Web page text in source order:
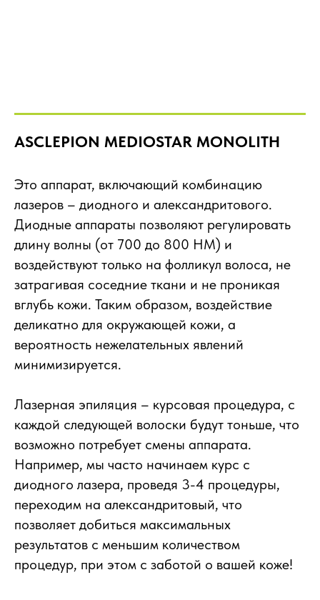
ASCLEPION MEDIOSTAR MONOLITH
Это аппарат, включающий комбинацию
лазеров – диодного и александритового.
Диодные аппараты позволяют регулировать
длину волны (от 700 до 800 НМ) и
воздействуют только на фолликул волоса, не
затрагивая соседние ткани и не проникая
вглубь кожи. Таким образом, воздействие
деликатно для окружающей кожи, а
вероятность нежелательных явлений
минимизируется.
Лазерная эпиляция – курсовая процедура, с
каждой следующей волоски будут тоньше, что
возможно потребует смены аппарата.
Например, мы часто начинаем курс с
диодного лазера, проведя 3-4 процедуры,
переходим на александритовый, что
позволяет добиться максимальных
результатов с меньшим количеством
процедур, при этом с заботой о вашей коже!